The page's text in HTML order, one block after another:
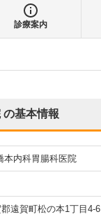
診療案内
の基本情報
本内科胃腸科医院
遠賀町松の本1丁目4-6